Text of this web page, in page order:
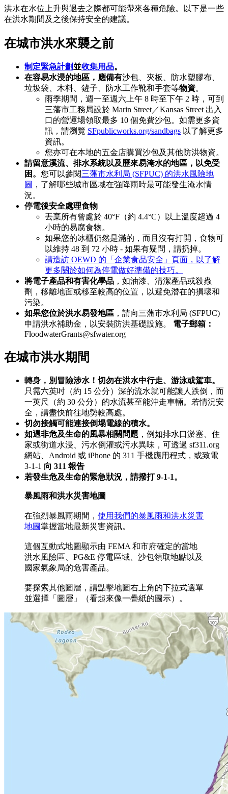
洪水在水位上升與退去之際都可能帶來各種危險。以下是一些
在洪水期間及之後保持安全的建議。
在城市洪水來襲之前
制定緊急計劃 並收集用品。
在容易水浸的地區，應備有沙包、夾板、防水塑膠布、
垃圾袋、木料、鏟子、防水工作靴和手套等物資。
雨季期間，週一至週六上午 8 時至下午 2 時，可到
三藩市工務局設於 Marin Street／Kansas Street 出入
口的營運場領取最多 10 個免費沙包。如需更多資
訊，請瀏覽 SFpublicworks.org/sandbags 以了解更多
資訊。
您亦可在本地的五金店購買沙包及其他防洪物資。
請留意溪流、排水系統以及歷來易淹水的地區，以免受
困。 您可以參閱三藩市水利局 (SFPUC) 的洪水風險地
圖 ，了解哪些城市區域在強降雨時最可能發生淹水情
況。
停電後安全處理食物
丟棄所有曾處於 40°F（約 4.4°C）以上溫度超過 4
小時的易腐食物。
如果您的冰櫃仍然是滿的，而且沒有打開，食物可
以維持 48 到 72 小時 - 如果有疑問，請扔掉。
請造訪 OEWD 的「企業食品安全」頁面，以了解
更多關於如何為停電做好準備的技巧。
將電子產品和有害化學品 ，如油漆、清潔產品或殺蟲
劑，移離地面或移至較高的位置，以避免潛在的損壞和
污染。
如果您位於洪水易發地區 ，請向三藩市水利局 (SFPUC)
申請洪水補助金，以安裝防洪基礎設施。 電子郵箱：
FloodwaterGrants@sfwater.org
在城市洪水期間
轉身，別冒險涉水！切勿在洪水中行走、游泳或駕車。
只需六英吋（約 15 公分）深的流水就可能讓人跌倒，而
一英尺（約 30 公分）的水流甚至能沖走車輛。若情況安
全，請盡快前往地勢較高處。
切勿接觸可能連接倒塌電線的積水。
如遇非危及生命的風暴相關問題 ，例如排水口淤塞、住
家或街道水浸、污水倒灌或污水異味，可透過 sf311.org
網站、Android 或 iPhone 的 311 手機應用程式，或致電
3-1-1 向 311 報告
若發生危及生命的緊急狀況，請撥打 9-1-1。
暴風雨和洪水災害地圖
在強烈暴風雨期間， 使用我們的暴風雨和洪水災害
地圖掌握當地最新災害資訊。
這個互動式地圖顯示由 FEMA 和市府確定的當地
洪水風險區、PG&E 停電區域、沙包領取地點以及
國家氣象局的危害產品。
要探索其他圖層，請點擊地圖右上角的下拉式選單
並選擇「圖層」（看起來像一疊紙的圖示）。